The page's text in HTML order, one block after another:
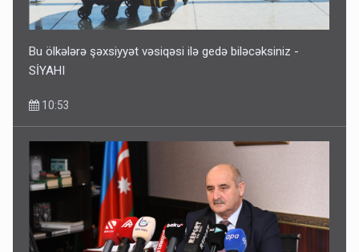
Bu ölkələrə şəxsiyyət vəsiqəsi ilə gedə biləcəksiniz -
SİYAHI
10:53